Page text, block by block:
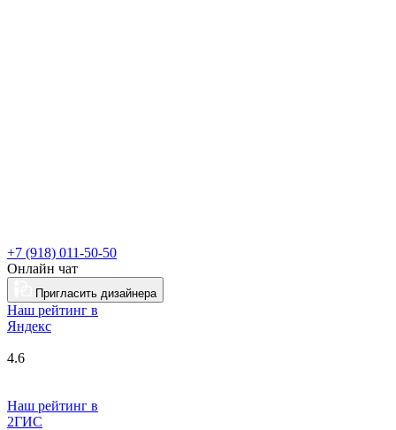
+7 (918) 011-50-50
Онлайн чат
Пригласить дизайнера
Наш рейтинг в
Яндекс
4.6
Наш рейтинг в
2ГИС